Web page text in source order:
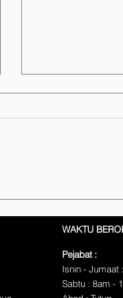
Perlindungan
Barang Rapuh
WAKTU
Pejabat :
Isnin - Jumaat
​​Sabtu : 8am -